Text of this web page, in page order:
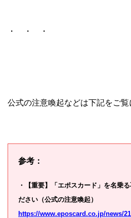
・ ・ ・
公式の注意喚起などは下記をご覧
参考：
・【重要】「エポスカード」を名乗
ださい（公式の注意喚起）
https://www.eposcard.co.jp/news/